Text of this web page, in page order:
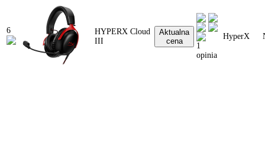
6
HYPERX Cloud
III
Aktualna
cena
1
opinia
HyperX